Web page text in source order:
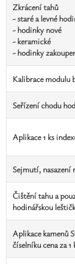
Zkrácení tahů
- staré a levné
- hodinky nové
- keramické
- hodinky
Kalibrace modulu
Seřízení chodu
Aplikace 1 ks
Sejmutí, nasazení
Čištění tahu a
hodinářskou
Aplikace kamenů
číselníku cena za 1